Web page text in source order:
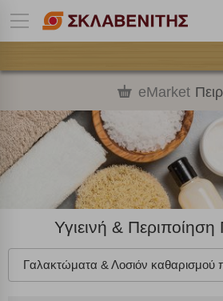
eMarket
Υγιεινή &
Γαλακτώματα & Λοσιόν